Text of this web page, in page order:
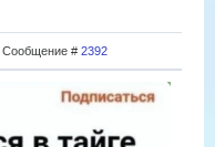
Сообщение # 2392